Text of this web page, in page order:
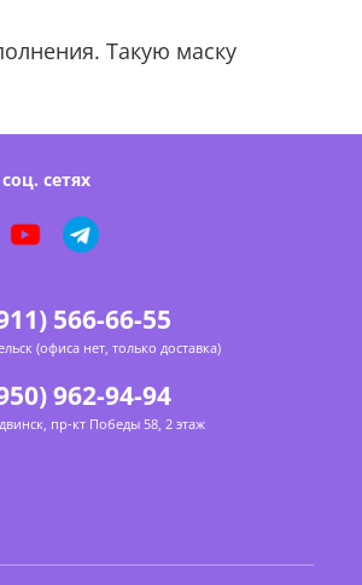
Такую маску
сетях
566-66-55
(офиса нет, только доставка)
962-94-94
пр-кт Победы 58, 2 этаж